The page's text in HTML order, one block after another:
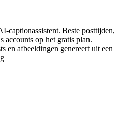
captionassistent. Beste posttijden,
accounts op het gratis plan.
en afbeeldingen genereert uit een